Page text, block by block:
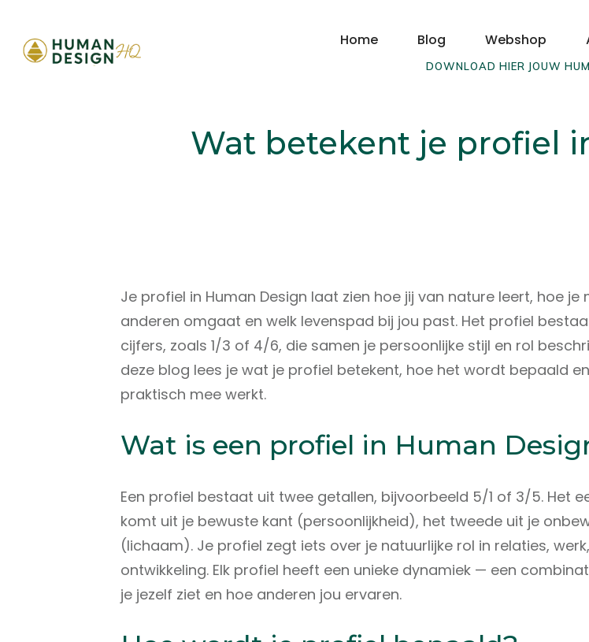
Home Blog Webshop
DOWNLOAD HIER JOUW
Wat betekent je profiel
Je profiel in Human Design laat zien hoe jij van nature leert, hoe je
anderen omgaat en welk levenspad bij jou past. Het profiel
cijfers, zoals 1/3 of 4/6, die samen je persoonlijke stijl en rol
deze blog lees je wat je profiel betekent, hoe het wordt bepaald
praktisch mee werkt.
Wat is een profiel in Human
Een profiel bestaat uit twee getallen, bijvoorbeeld 5/1 of 3/5. Het
komt uit je bewuste kant (persoonlijkheid), het tweede uit je
(lichaam). Je profiel zegt iets over je natuurlijke rol in relaties,
ontwikkeling. Elk profiel heeft een unieke dynamiek — een
je jezelf ziet en hoe anderen jou ervaren.